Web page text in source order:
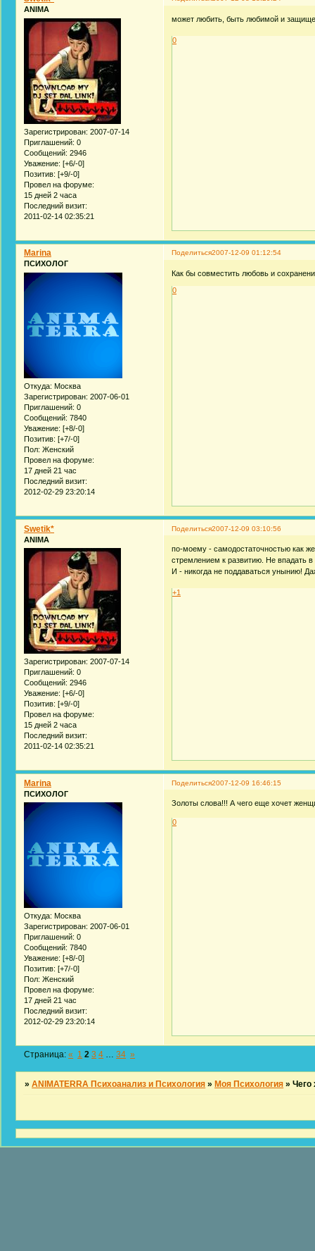
ANIMA
Зарегистрирован: 2007-07-14
Приглашений: 0
Сообщений: 2946
Уважение: [+6/-0]
Позитив: [+9/-0]
Провел на форуме:
15 дней 2 часа
Последний визит:
2011-02-14 02:35:21
может любить, быть любимой и
0
Поделиться2007-12-09 01:12:54
Marina
ПСИХОЛОГ
Откуда: Москва
Зарегистрирован: 2007-06-01
Приглашений: 0
Сообщений: 7840
Уважение: [+8/-0]
Позитив: [+7/-0]
Пол: Женский
Провел на форуме:
17 дней 21 час
Последний визит:
2012-02-29 23:20:14
Как бы совместить любовь и
0
Поделиться2007-12-09 03:10:56
Swetik*
ANIMA
Зарегистрирован: 2007-07-14
Приглашений: 0
Сообщений: 2946
Уважение: [+6/-0]
Позитив: [+9/-0]
Провел на форуме:
15 дней 2 часа
Последний визит:
2011-02-14 02:35:21
по-моему - самодостаточностью как
стремлением к развитию. Не впадать
И - никогда не поддаваться унынию!
+1
Поделиться2007-12-09 16:46:15
Marina
ПСИХОЛОГ
Откуда: Москва
Зарегистрирован: 2007-06-01
Приглашений: 0
Сообщений: 7840
Уважение: [+8/-0]
Позитив: [+7/-0]
Пол: Женский
Провел на форуме:
17 дней 21 час
Последний визит:
2012-02-29 23:20:14
Золоты слова!!! А чего еще хочет
0
Страница:« 1 2 3 4 … 34 »
»ANIMATERRA Психоанализ и Психология » Моя Психология »Чего